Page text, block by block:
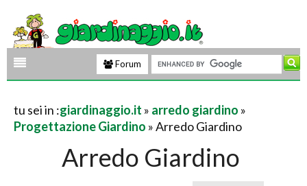
Forum
tu sei in :giardinaggio.it » arredo giardino »
Progettazione Giardino » Arredo Giardino
Arredo Giardino